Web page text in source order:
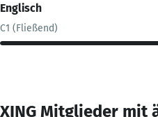
Englisch
C1 (Fließend)
XING Mitglieder mit